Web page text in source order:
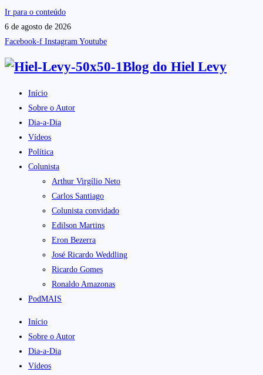
Ir para o conteúdo
6 de agosto de 2026
Facebook-f Instagram Youtube
Blog do Hiel Levy
Início
Sobre o Autor
Dia-a-Dia
Vídeos
Política
Colunista
Arthur Virgílio Neto
Carlos Santiago
Colunista convidado
Edilson Martins
Eron Bezerra
José Ricardo Weddling
Ricardo Gomes
Ronaldo Amazonas
PodMAIS
Início
Sobre o Autor
Dia-a-Dia
Vídeos